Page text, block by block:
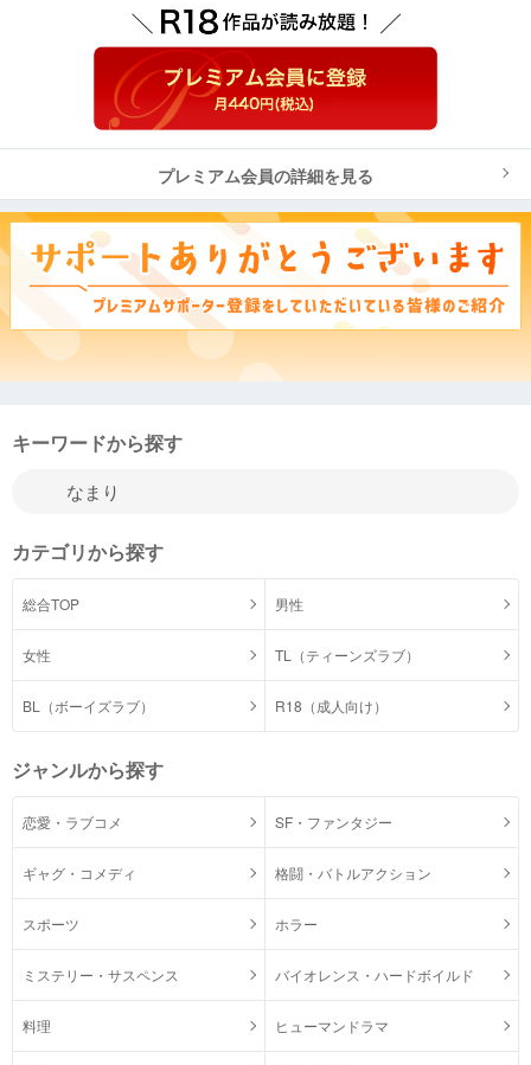
プレミアム会員の詳細を見る
キーワードから探す
カテゴリから探す
総合TOP 男性
女性 TL（ティーンズラブ）
BL（ボーイズラブ） R18（成人向け）
ジャンルから探す
恋愛・ラブコメ SF・ファンタジー
ギャグ・コメディ 格闘・バトルアクション
スポーツ ホラー
ミステリー・サスペンス バイオレンス・ハードボイルド
料理 ヒューマンドラマ